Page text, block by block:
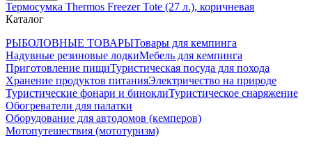
Термосумка Thermos Freezer Tote (27 л.), коричневая
Каталог
РЫБОЛОВНЫЕ ТОВАРЫТовары для кемпинга
Надувные резиновые лодкиМебель для кемпинга
Приготовление пищиТуристическая посуда для похода
Хранение продуктов питанияЭлектричество на природе
Туристические фонари и биноклиТуристическое снаряжение
Обогреватели для палатки
Оборудование для автодомов (кемперов)
Мотопутешествия (мототуризм)